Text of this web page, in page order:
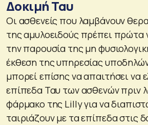
Δοκιμή Ταυ
Οι ασθενείς που λαμβάνουν
της αμυλοειδούς πρέπει πρώτα
την παρουσία της μη
έκθεση της υπηρεσίας
μπορεί επίσης να απαιτήσει να
επίπεδα Ταυ των ασθενών πριν
φάρμακο της Lilly για να
ταιριάζουν με τα επίπεδα στις